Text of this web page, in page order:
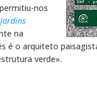
nos
Jardins
na
é o arquiteto
verde».